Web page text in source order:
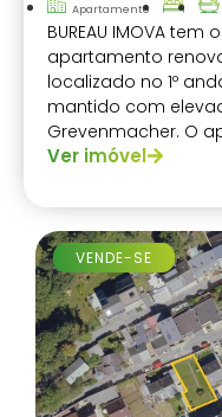
Apartamento
BUREAU IMOVA
apartamento
localizado no 1º
mantido com
Grevenmacher. O apartamento é composto da
seguinte forma:
Ver imóvel
VENDE-SE